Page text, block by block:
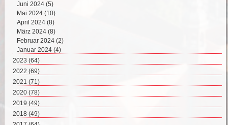
Juni 2024 (5)
Mai 2024 (10)
April 2024 (8)
März 2024 (8)
Februar 2024 (2)
Januar 2024 (4)
2023 (64)
Dezember 2023 (2)
November 2023 (8)
Oktober 2023 (4)
September 2023 (4)
August 2023 (6)
Juli 2023 (5)
2022 (69)
Dezember 2022 (8)
November 2022 (4)
Oktober 2022 (10)
September 2022 (5)
August 2022 (7)
2021 (71)
Dezember 2021 (8)
November 2021 (7)
Oktober 2021 (5)
September 2021 (6)
2020 (78)
Dezember 2020 (7)
November 2020 (9)
Oktober 2020 (6)
2019 (49)
Dezember 2019 (5)
November 2019 (3)
2018 (49)
Dezember 2018 (3)